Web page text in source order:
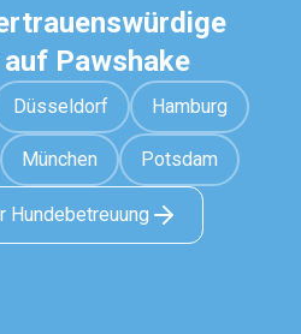
Pawshake
Düsseldorf Hamburg
München Potsdam
Hundebetreuung